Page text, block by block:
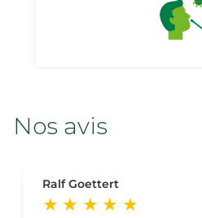
Nos avis
Ralf Goettert